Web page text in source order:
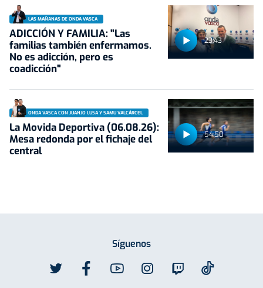
23:43
LAS MAÑANAS DE ONDA VASCA
ADICCIÓN Y FAMILIA: "Las
familias también enfermamos.
No es adicción, pero es
coadicción"
54:50
ONDA VASCA CON JUANJO LUSA Y SAMU VALCÁRCEL
La Movida Deportiva (06.08.26):
Mesa redonda por el fichaje del
central
Síguenos